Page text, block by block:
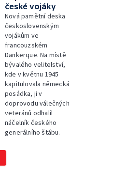
české vojáky
Nová pamětní deska
československým
vojákům ve
francouzském
Dankerque. Na místě
bývalého velitelství,
kde v květnu 1945
kapitulovala německá
posádka, ji v
doprovodu válečných
veteránů odhalil
náčelník českého
generálního štábu.